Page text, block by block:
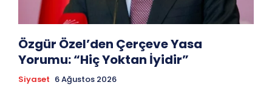
Özgür Özel’den Çerçeve Yasa
Yorumu: “Hiç Yoktan İyidir”
Siyaset 6 Ağustos 2026